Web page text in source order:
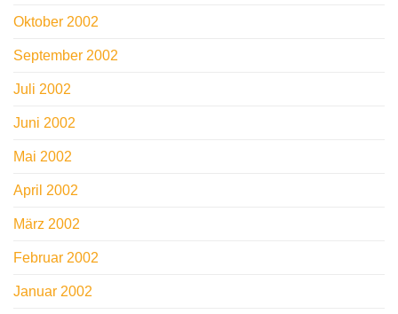
Oktober 2002
September 2002
Juli 2002
Juni 2002
Mai 2002
April 2002
März 2002
Februar 2002
Januar 2002